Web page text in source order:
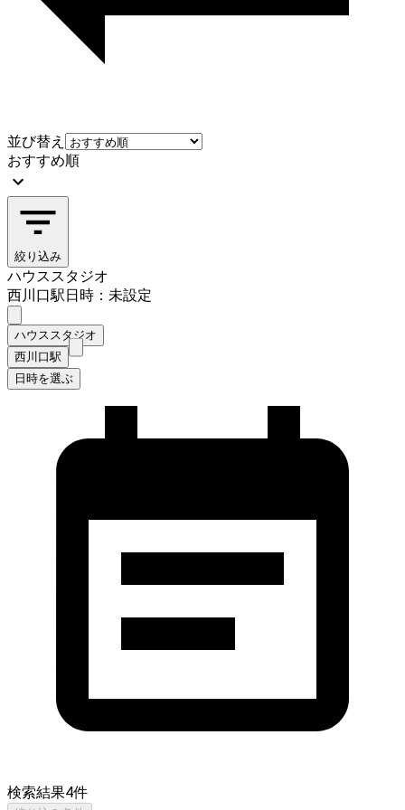
並び替え
おすすめ順
絞り込み
ハウススタジオ
西川口駅日時：未設定
ハウススタジオ
西川口駅
日時を選ぶ
検索結果4件